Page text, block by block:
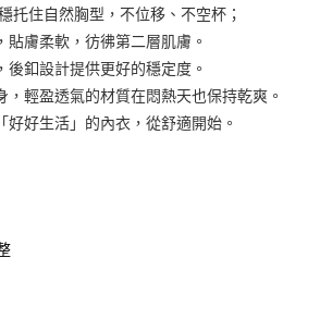
，「大哥付你分期」於每月結算日後寄送繳費提
，可選擇「超商條碼／台灣大直營門市／銀行轉
」等通路繳費。
股份有限公司」（以下簡稱本公司）所提供，讓
務購買商品或服務，並由商店將買賣／分期付款
，依約使用本公司帳單繳交帳款。
址）提供予台灣大哥大進項蒐集、處理及利用，
帳單所需資料之確認、核對及更正。
閱以下連結：
簡訊認證，即可結帳。
服務後，再付款。
帳流程】
先享後付」後，將跳轉至「AFTEE先享後付」
收到繳費通知簡訊。
式進行付款，方視為交易完成。
下不需立刻繳費，但若您需要取消訂單，請聯絡
同意取消之訂單仍視為有效，需透過AFTEE先享
先享後付 」之結帳頁面顯示為準，若有關於
消欲退款等相關疑問，請聯繫「AFTEE先享後付
support/home
含以上)免運費
含以上)免運費
含以上)免運費
托住自然胸型，不位移、不空杯；
貼膚柔軟，彷彿第二層肌膚。
後釦設計提供更好的穩定度。
，輕盈透氣的材質在悶熱天也保持乾爽。
好好生活」的內衣，從舒適開始。